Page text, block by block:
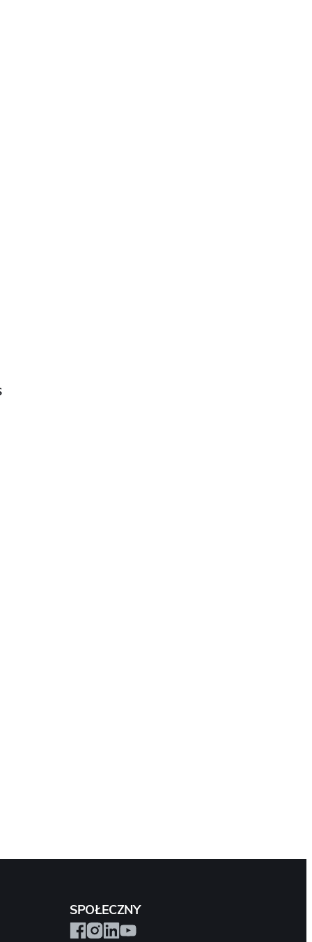
poziomie
produktów
połączenie
danych
inteligencją
przez
poprzez
się od ich
oceny. Wysiłki
fizycznych
którego
korzystanie z
z dotData,
przyczyni się
ludzi
japońskiego
HAICoLab
Japan
SPOŁECZNY